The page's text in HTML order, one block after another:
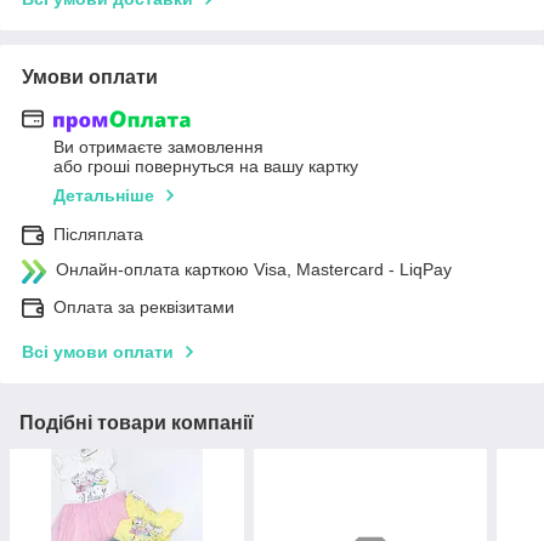
Умови оплати
Ви отримаєте замовлення
або гроші повернуться на вашу картку
Детальніше
Післяплата
Онлайн-оплата карткою Visa, Mastercard - LiqPay
Оплата за реквізитами
Всі умови оплати
Подібні товари компанії